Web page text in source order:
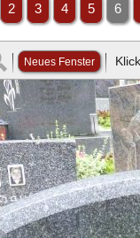
2 3 4 5 6